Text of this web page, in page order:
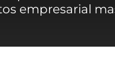
empresarial